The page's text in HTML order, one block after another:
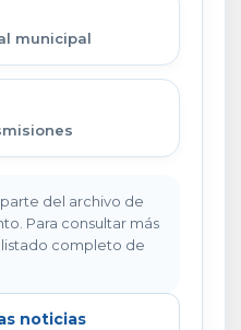
municipal
del archivo de
Para consultar más
completo de
noticias